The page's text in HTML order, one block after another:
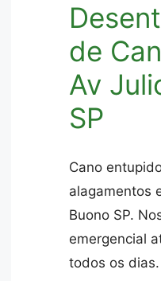
de
Av
SP
Cano
alagamentos
Buono SP.
emergencial
todos os dias.